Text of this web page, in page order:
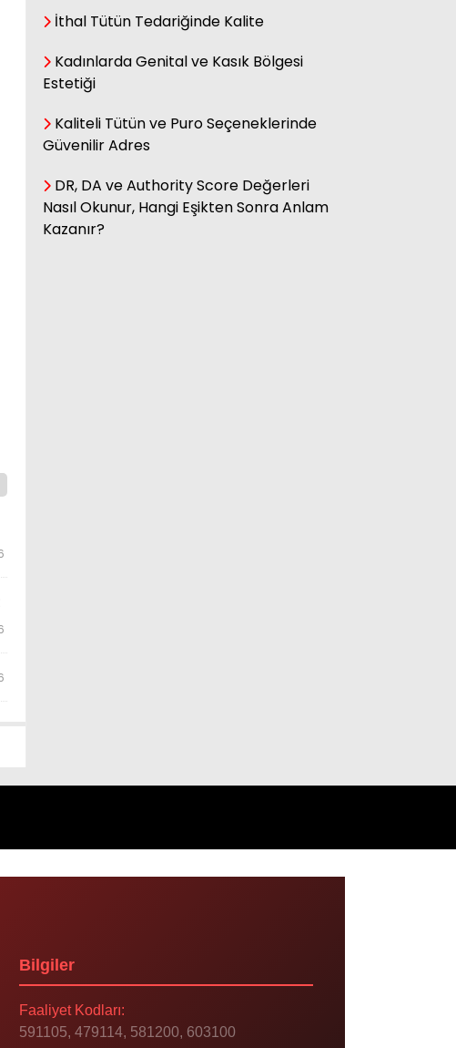
İthal Tütün Tedariğinde Kalite
Kadınlarda Genital ve Kasık Bölgesi
Estetiği
Kaliteli Tütün ve Puro Seçeneklerinde
Güvenilir Adres
DR, DA ve Authority Score Değerleri
Nasıl Okunur, Hangi Eşikten Sonra Anlam
Kazanır?
Bilgiler
Faaliyet Kodları:
591105, 479114, 581200, 603100